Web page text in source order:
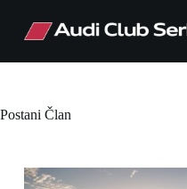
p
c
Postani Član